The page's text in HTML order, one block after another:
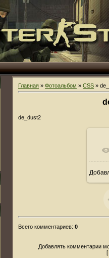
Главная » Фотоальбом » CSS »
de_dust2
Всего комментариев: 0
Добавлять комментарии
[